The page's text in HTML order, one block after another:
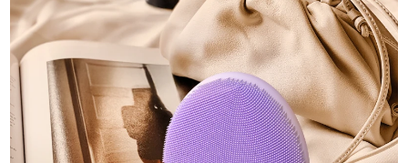
LUNA™ 4 Men
For men, anti-aging massage
LUNA™ 4 mini
For young skin, T-zone
BEAR™ 2 eyes & lips
Microcurrent line smoothing device
面部提拉护理
Premium anti-aging skincare
UFO™ 3 LED
Near-infrared and red light therapy
device
UFO™ 3 mini
Red light therapy device for young skin
issa™ 4 plus
Smart hybrid silicone sonic toothbrush
issa™ 4 smile
Hybrid silicone sonic toothbrush
抗老
FAQ™ 101
Clinical anti-aging
LED治疗
FAQ™ 201
LED mask
NEW
加拿大 预计送达日期13/08/2026
智利 预计送达日期 13/08/2026
中国 预计送达日期09/08/2026
哥伦比亚 预计送达日期13/08/2026